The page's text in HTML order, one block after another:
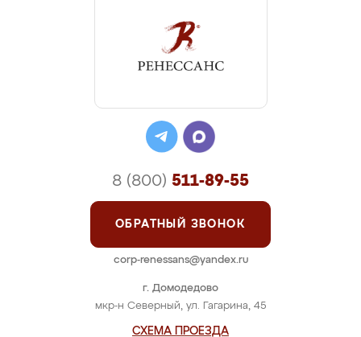
г. Домодедово
мкр-н Северный, ул. Гагарина, 45
СХЕМА ПРОЕЗДА
8 (800) 511-89-55
ОБРАТНЫЙ ЗВОНОК
corp-renessans@yandex.ru